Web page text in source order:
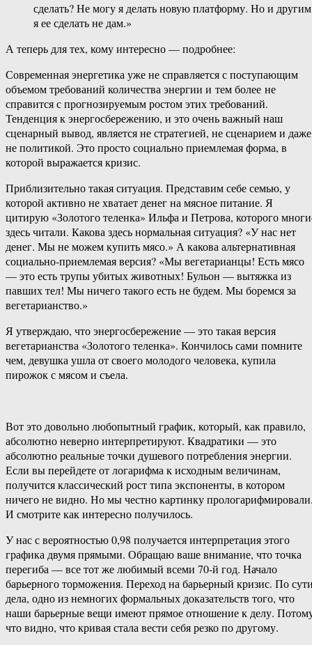
сделать? Не могу я делать новую платформу. Но и другим
я ее сделать не дам.»
А теперь для тех, кому интересно — подробнее:
Современная энергетика уже не справляется с поступающим
объемом требований количества энергии и тем более не
справится с прогнозируемым ростом этих требований.
Тенденция к энергосбережению, и это очень важный наш
сценарный вывод, является не стратегией, не сценарием и даже
не политикой. Это просто социально приемлемая форма, в
которой выражается кризис.
Приблизительно такая ситуация. Представим себе семью, у
которой активно не хватает денег на мясное питание. Я
цитирую «Золотого теленка» Ильфа и Петрова, которого
здесь читали. Какова здесь нормальная ситуация? «У нас нет
денег. Мы не можем купить мясо.» А какова альтернативная
социально-приемлемая версия? «Мы вегетарианцы! Есть мясо
— это есть трупы убитых животных! Бульон — вытяжка из
павших тел! Мы ничего такого есть не будем. Мы боремся за
вегетарианство.»
Я утверждаю, что энергосбережение — это такая версия
вегетарианства «Золотого теленка». Кончилось сами помните
чем, девушка ушла от своего молодого человека, купила
пирожок с мясом и съела.
Вот это довольно любопытный график, который, как правило,
абсолютно неверно интерпретируют. Квадратики — это
абсолютно реальные точки душевого потребления энергии.
Если вы перейдете от логарифма к исходным величинам,
получится классический рост типа экспоненты, в котором
ничего не видно. Но мы честно картинку
И смотрите как интересно получилось.
У нас с вероятностью 0,98 получается интерпретация этого
графика двумя прямыми. Обращаю ваше внимание, что точка
перегиба — все тот же любимый всеми 70-й год. Начало
барьерного торможения. Переход на барьерный кризис. По
дела, одно из немногих формальных доказательств того, что
наши барьерные вещи имеют прямое отношение к делу.
что видно, что кривая стала вести себя резко по другому.